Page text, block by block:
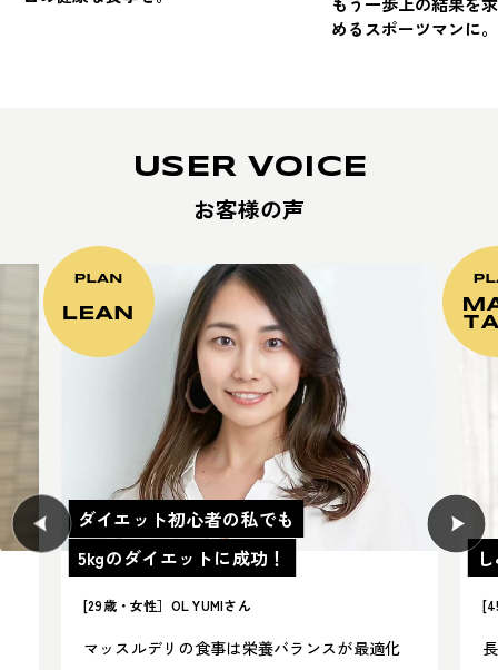
めるスポーツマンに。
USER VOICE
お客様の声
ダイエット初心者の私でも
5kgのダイエットに成功！
[29歳・女性］OL YUMIさん
マッスルデリの食事は栄養バランスが最適化